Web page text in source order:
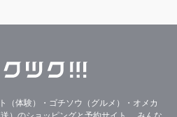
（体験）・ゴチソウ（グルメ）・オメカ